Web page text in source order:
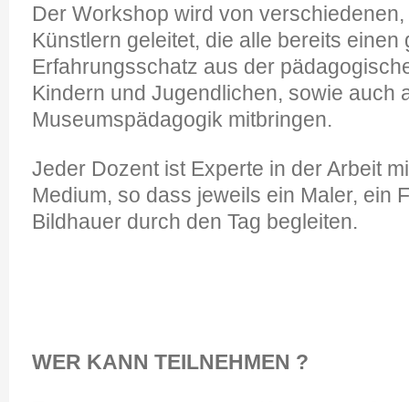
Der Workshop wird von
Künstlern geleitet, die alle bereits einen
Erfahrungsschatz aus der
Kindern und Jugendlichen, sowie auch
Museumspädagogik mitbringen.
Jeder Dozent ist Experte in der Arbeit
Medium, so dass jeweils ein Maler, ein
Bildhauer durch den Tag begleiten.
WER KANN TEILNEHMEN ?